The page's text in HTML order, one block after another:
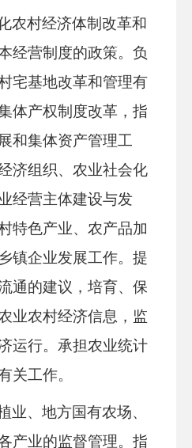
农村经济体制改革和
经营制度的政策。负
宅基地改革和管理有
体产权制度改革，指
和集体资产管理工
济组织、农业社会化
经营主体建设与发
特色产业、农产品加
镇企业发展工作。提
通的建议，培育、保
业农村经济信息，监
运行。承担农业统计
关工作。
业、地方国有农场、
产业的监督管理。指